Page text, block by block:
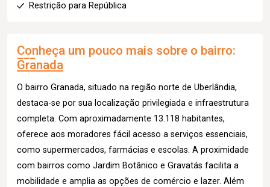
Restrição para República
Conheça um pouco mais sobre o bairro:
Granada
O bairro Granada, situado na região norte de Uberlândia,
destaca-se por sua localização privilegiada e infraestrutura
completa. Com aproximadamente 13.118 habitantes,
oferece aos moradores fácil acesso a serviços essenciais,
como supermercados, farmácias e escolas. A proximidade
com bairros como Jardim Botânico e Gravatás facilita a
mobilidade e amplia as opções de comércio e lazer. Além